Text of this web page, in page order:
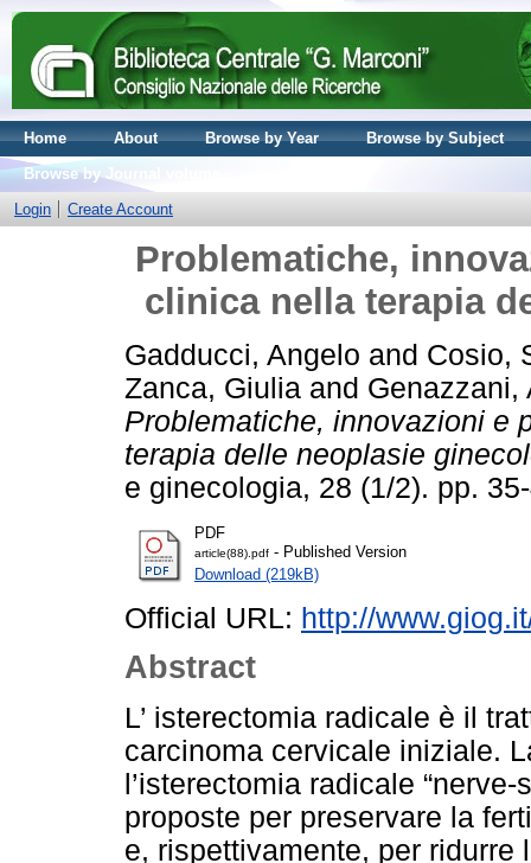
Home About Browse by Year
Browse by Subject
Browse by Journal volume
Login
Create Account
Problematiche,
clinica nella terapia
Gadducci, Angelo and Cosio,
Zanca, Giulia and Genazzani,
Problematiche, innovazioni e
terapia delle neoplasie
e ginecologia, 28 (1/2). pp.
PDF
article(88).pdf - Published Version
Download (219kB)
Official URL: http://
Abstract
L’ isterectomia radicale è il
carcinoma cervicale iniziale.
l’isterectomia radicale
proposte per preservare la
e, rispettivamente, per